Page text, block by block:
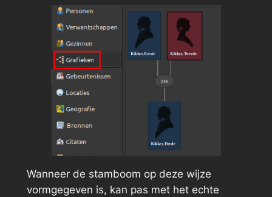
Wanneer de stamboom op deze wijze
vormgegeven is, kan pas met het echte